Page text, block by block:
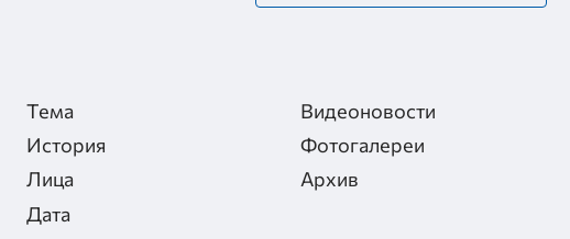
Тема
История
Лица
Дата
Видеоновости
Фотогалереи
Архив